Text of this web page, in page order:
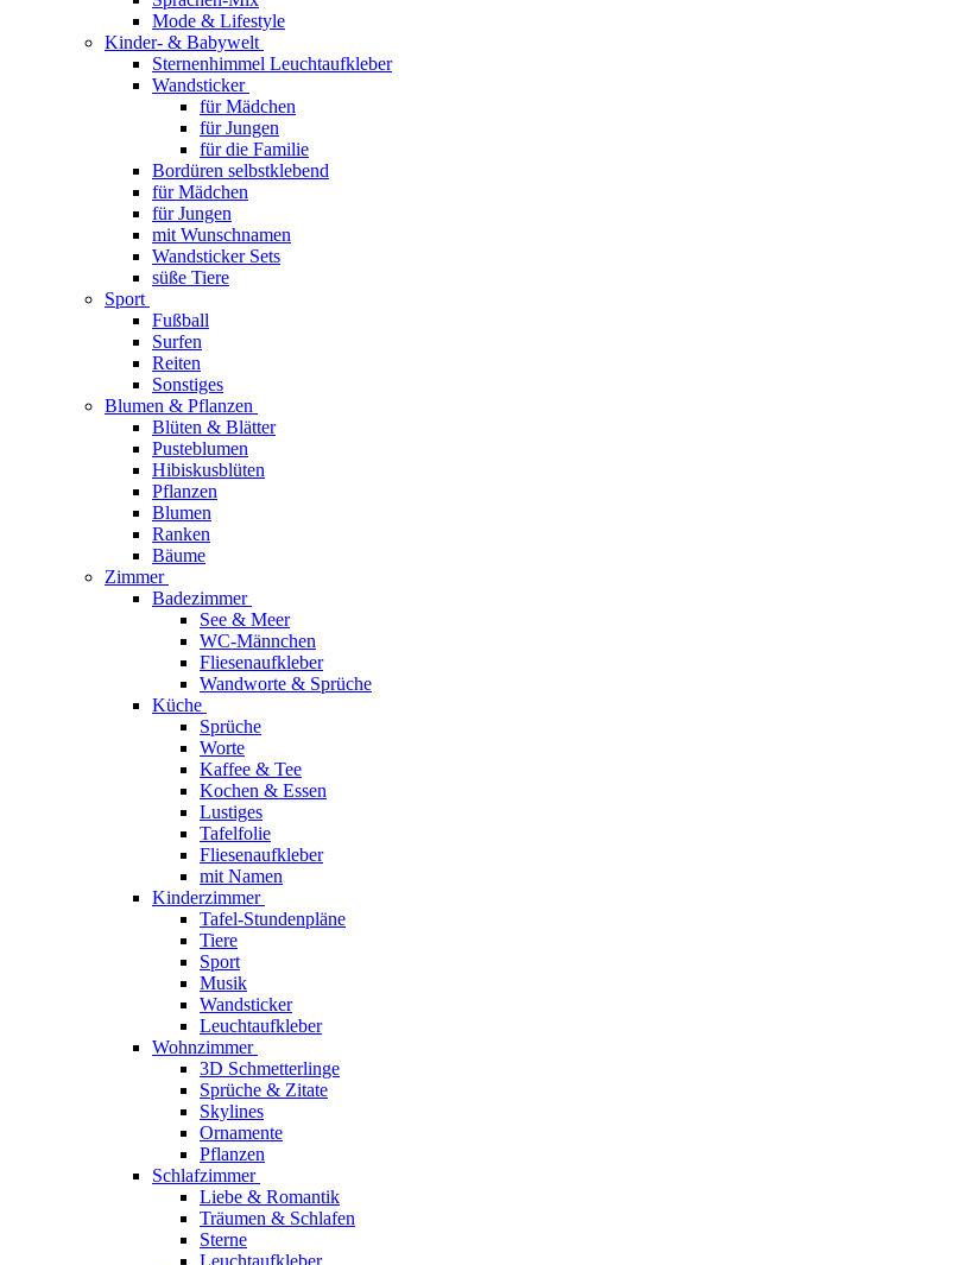
Mode & Lifestyle
Kinder- & Babywelt
Sternenhimmel Leuchtaufkleber
Wandsticker
für Mädchen
für Jungen
für die Familie
Bordüren selbstklebend
für Mädchen
für Jungen
mit Wunschnamen
Wandsticker Sets
süße Tiere
Sport
Fußball
Surfen
Reiten
Sonstiges
Blumen & Pflanzen
Blüten & Blätter
Pusteblumen
Hibiskusblüten
Pflanzen
Blumen
Ranken
Bäume
Zimmer
Badezimmer
See & Meer
WC-Männchen
Fliesenaufkleber
Wandworte & Sprüche
Küche
Sprüche
Worte
Kaffee & Tee
Kochen & Essen
Lustiges
Tafelfolie
Fliesenaufkleber
mit Namen
Kinderzimmer
Tafel-Stundenpläne
Tiere
Sport
Musik
Wandsticker
Leuchtaufkleber
Wohnzimmer
3D Schmetterlinge
Sprüche & Zitate
Skylines
Ornamente
Pflanzen
Schlafzimmer
Liebe & Romantik
Träumen & Schlafen
Sterne
Leuchtaufkleber